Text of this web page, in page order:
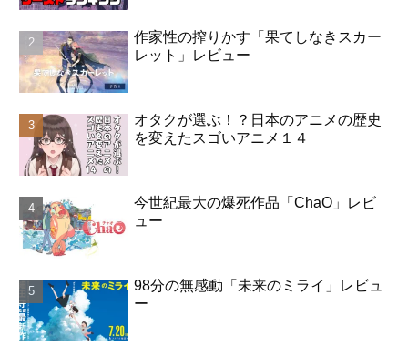
作家性の搾りかす「果てしなきスカー
レット」レビュー
オタクが選ぶ！？日本のアニメの歴史
を変えたスゴいアニメ１４
今世紀最大の爆死作品「ChaO」レビ
ュー
98分の無感動「未来のミライ」レビュ
ー